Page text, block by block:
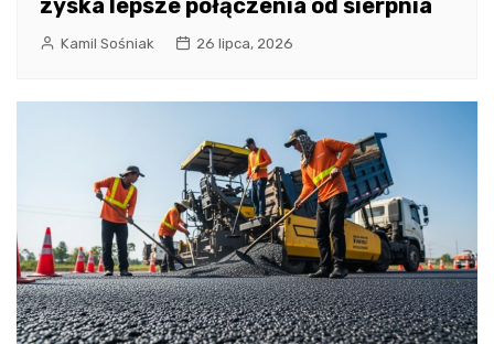
Kamil Sośniak 26 lipca, 2026